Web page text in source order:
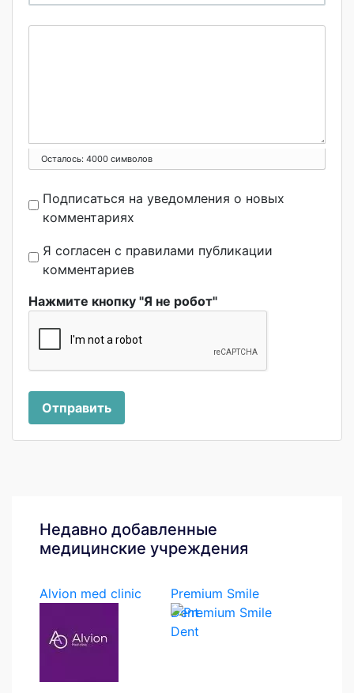
Осталось: 4000 символов
Подписаться на уведомления о новых
комментариях
Я согласен с правилами публикации
комментариев
Нажмите кнопку "Я не робот"
Отправить
Недавно добавленные
медицинские учреждения
Alvion med clinic
Premium Smile
Dent